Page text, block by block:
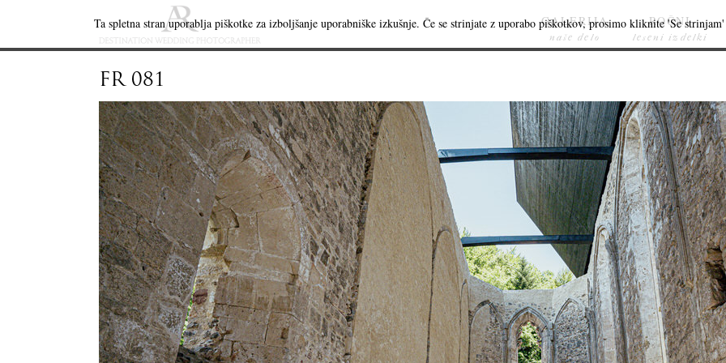
GALERIJA
naše delo
ROČNI
leseni izdelki
FR 081
Ta spletna stran uporablja piškotke za izboljšanje uporabniške izkušnje. Če se strinjate z uporabo piškotkov, prosimo kliknite 'Se